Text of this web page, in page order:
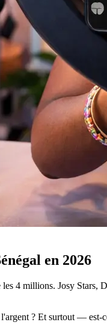
en 2026
4 millions. Josy
? Et surtout —